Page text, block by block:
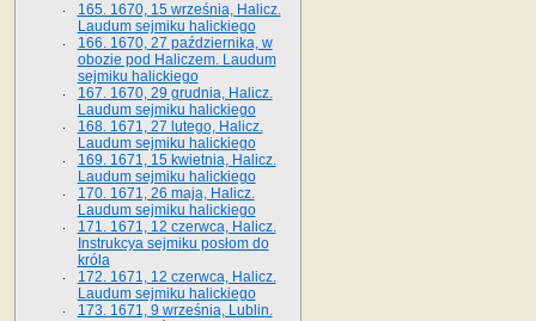
165. 1670, 15 września, Halicz.
Laudum sejmiku halickiego
166. 1670, 27 października, w
obozie pod Haliczem. Laudum
sejmiku halickiego
167. 1670, 29 grudnia, Halicz.
Laudum sejmiku halickiego
168. 1671, 27 lutego, Halicz.
Laudum sejmiku halickiego
169. 1671, 15 kwietnia, Halicz.
Laudum sejmiku halickiego
170. 1671, 26 maja, Halicz.
Laudum sejmiku halickiego
171. 1671, 12 czerwca, Halicz.
Instrukcya sejmiku posłom do
króla
172. 1671, 12 czerwca, Halicz.
Laudum sejmiku halickiego
173. 1671, 9 września, Lublin.